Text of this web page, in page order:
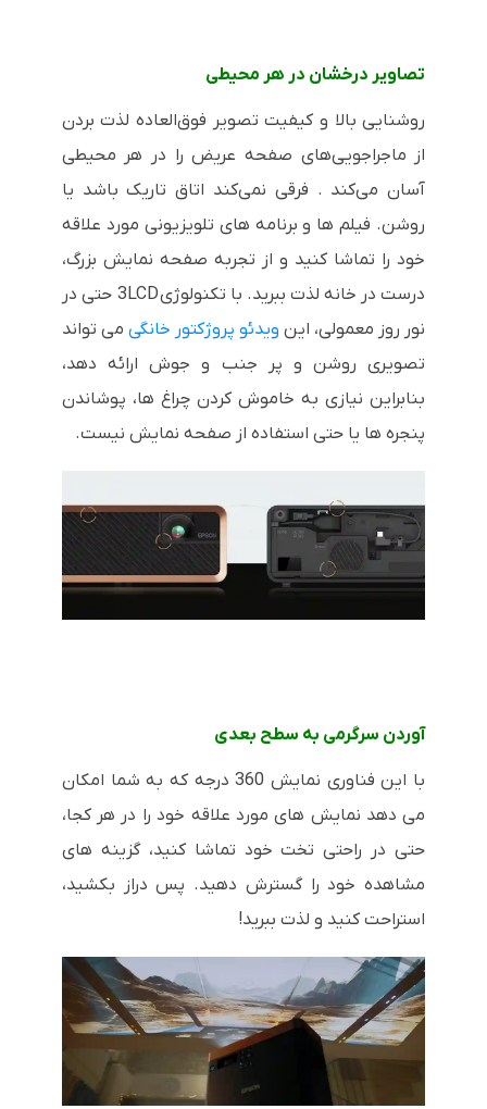
تصاویر درخشان در هر محیطی
روشنایی بالا و کیفیت تصویر فوق‌العاده لذت بردن
از ماجراجویی‌های صفحه عریض را در هر محیطی
آسان می‌کند . فرقی نمی‌کند اتاق تاریک باشد یا
روشن. فیلم ها و برنامه های تلویزیونی مورد علاقه
خود را تماشا کنید و از تجربه صفحه نمایش بزرگ،
درست در خانه لذت ببرید. با تکنولوژی 3LCD حتی در
نور روز معمولی، این ویدئو پروژکتور خانگی می تواند
تصویری روشن و پر جنب و جوش ارائه دهد،
بنابراین نیازی به خاموش کردن چراغ ها، پوشاندن
پنجره ها یا حتی استفاده از صفحه نمایش نیست.
آوردن سرگرمی به سطح بعدی
با این فناوری نمایش 360 درجه که به شما امکان
می دهد نمایش های مورد علاقه خود را در هر کجا،
حتی در راحتی تخت خود تماشا کنید، گزینه های
مشاهده خود را گسترش دهید. پس دراز بکشید،
استراحت کنید و لذت ببرید!